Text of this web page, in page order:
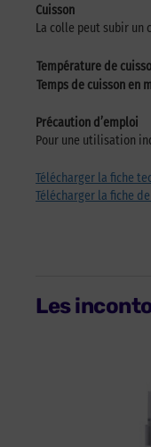
Cuisson
La colle peut subir un
Température de
Temps de cuisson en
Précaution d’emploi
Pour une utilisation
Télécharger la fiche
Télécharger la fiche
Les